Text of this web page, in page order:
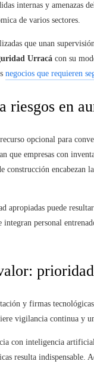
internas y amenazas
de varios sectores.
que unan
Urracá con su
negocios que requieren
riesgos en
opcional para
que empresas con
construcción encabezan
apropiadas puede
personal
y firmas
vigilancia continua y
con inteligencia
resulta indispensable.